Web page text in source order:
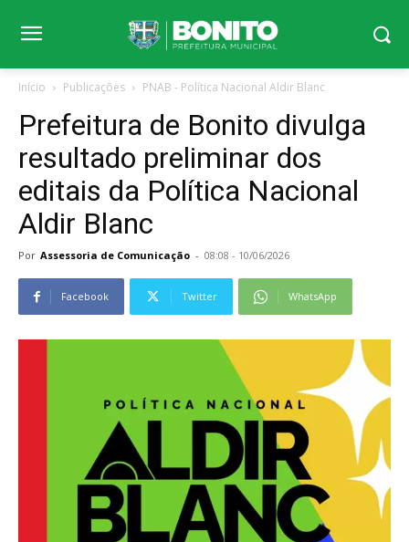
Início Publicações PNAB - Política Nacional Aldir Blanc
Prefeitura de Bonito divulga
resultado preliminar dos
editais da Política Nacional
Aldir Blanc
Por Assessoria de Comunicação - 08:08 - 10/06/2026
Facebook Twitter WhatsApp